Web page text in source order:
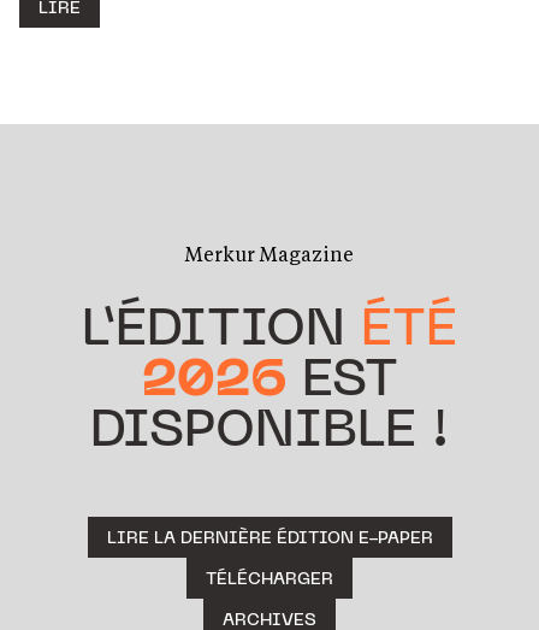
LIRE
Merkur Magazine
L’ÉDITION ÉTÉ
2026 EST
DISPONIBLE !
LIRE LA DERNIÈRE ÉDITION E-PAPER
TÉLÉCHARGER
ARCHIVES